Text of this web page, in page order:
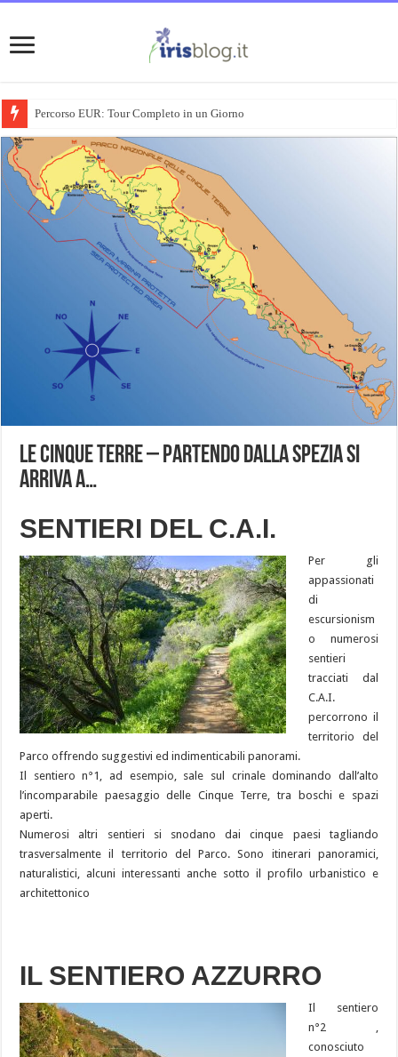
Percorso EUR: Tour Completo in un Giorno
LE CINQUE TERRE – Partendo dalla Spezia si
arriva a…
SENTIERI DEL C.A.I.
Per gli
appassionati
di
escursionism
o numerosi
sentieri
tracciati dal
C.A.I.
percorrono il
territorio del
Parco offrendo suggestivi ed indimenticabili panorami.
Il sentiero n°1, ad esempio, sale sul crinale dominando dall’alto
l’incomparabile paesaggio delle Cinque Terre, tra boschi e spazi
aperti.
Numerosi altri sentieri si snodano dai cinque paesi tagliando
trasversalmente il territorio del Parco. Sono itinerari panoramici,
naturalistici, alcuni interessanti anche sotto il profilo urbanistico e
architettonico
IL SENTIERO AZZURRO
Il sentiero
n°2 ,
conosciuto